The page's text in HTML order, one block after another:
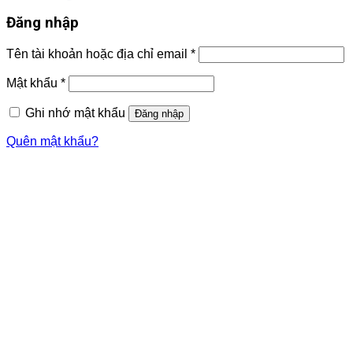
Đăng nhập
Tên tài khoản hoặc địa chỉ email *
Mật khẩu *
Ghi nhớ mật khẩu Đăng nhập
Quên mật khẩu?